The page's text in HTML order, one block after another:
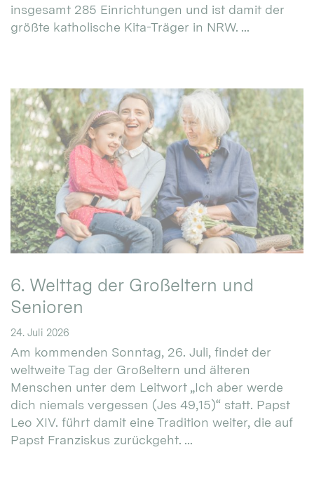
insgesamt 285 Einrichtungen und ist damit der
größte katholische Kita-Träger in NRW. ...
6. Welttag der Großeltern und
Senioren
24. Juli 2026
Am kommenden Sonntag, 26. Juli, findet der
weltweite Tag der Großeltern und älteren
Menschen unter dem Leitwort „Ich aber werde
dich niemals vergessen (Jes 49,15)“ statt. Papst
Leo XIV. führt damit eine Tradition weiter, die auf
Papst Franziskus zurückgeht. ...